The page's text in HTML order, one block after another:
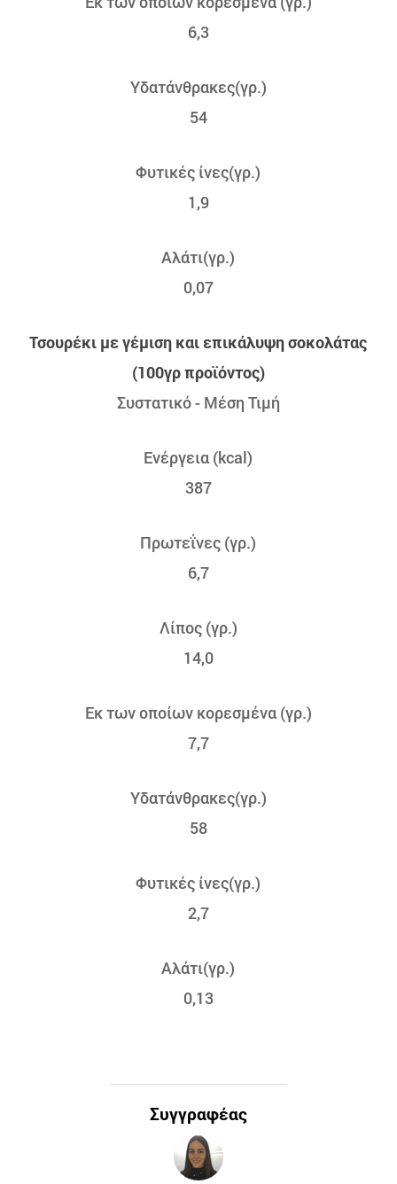
6,3
Υδατάνθρακες(γρ.)
54
Φυτικές ίνες(γρ.)
1,9
Αλάτι(γρ.)
0,07
Τσουρέκι με γέμιση και επικάλυψη σοκολάτας
(100γρ προϊόντος)
Συστατικό - Μέση Τιμή
Ενέργεια (kcal)
387
Πρωτεΐνες (γρ.)
6,7
Λίπος (γρ.)
14,0
Εκ των οποίων κορεσμένα (γρ.)
7,7
Υδατάνθρακες(γρ.)
58
Φυτικές ίνες(γρ.)
2,7
Αλάτι(γρ.)
0,13
Συγγραφέας